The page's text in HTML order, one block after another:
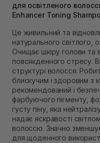
Немає в наявності!
Самовивіз м. Рівне,
Немає в наявності!
Самовивіз м.
Екватор)
Немає в наявності!
для освітленого
Enhancer Toning
Це живильний та
натурального світлого,
Очищає шкіру голови та
повсякденного стресу.
структурі волосся.
блискучим і здоровим з
рекомендований і
фарбуючого пігменту,
густу піну, яка
надає яскравості
волоссю. Значно
для щоденного